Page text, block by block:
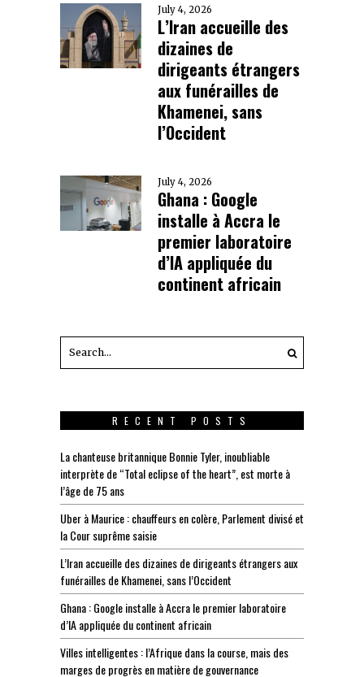
July 4, 2026
L’Iran accueille des
dizaines de
dirigeants étrangers
aux funérailles de
Khamenei, sans
l’Occident
July 4, 2026
Ghana : Google
installe à Accra le
premier laboratoire
d’IA appliquée du
continent africain
RECENT POSTS
La chanteuse britannique Bonnie Tyler, inoubliable
interprète de “Total eclipse of the heart”, est morte à
l’âge de 75 ans
Uber à Maurice : chauffeurs en colère, Parlement divisé et
la Cour suprême saisie
L’Iran accueille des dizaines de dirigeants étrangers aux
funérailles de Khamenei, sans l’Occident
Ghana : Google installe à Accra le premier laboratoire
d’IA appliquée du continent africain
Villes intelligentes : l’Afrique dans la course, mais des
marges de progrès en matière de gouvernance